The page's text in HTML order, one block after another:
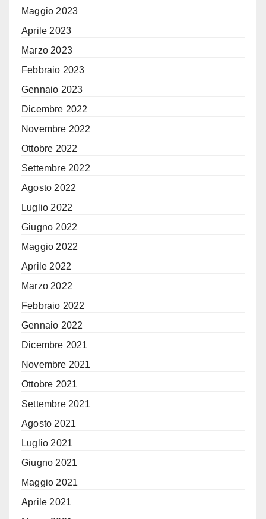
Maggio 2023
Aprile 2023
Marzo 2023
Febbraio 2023
Gennaio 2023
Dicembre 2022
Novembre 2022
Ottobre 2022
Settembre 2022
Agosto 2022
Luglio 2022
Giugno 2022
Maggio 2022
Aprile 2022
Marzo 2022
Febbraio 2022
Gennaio 2022
Dicembre 2021
Novembre 2021
Ottobre 2021
Settembre 2021
Agosto 2021
Luglio 2021
Giugno 2021
Maggio 2021
Aprile 2021